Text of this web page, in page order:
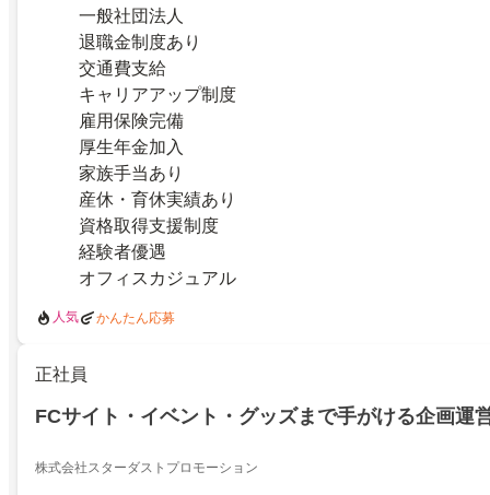
一般社団法人
退職金制度あり
交通費支給
キャリアアップ制度
雇用保険完備
厚生年金加入
家族手当あり
産休・育休実績あり
資格取得支援制度
経験者優遇
オフィスカジュアル
人気 かんたん応募
正社員
FCサイト・イベント・グッズまで手がける企画運
株式会社スターダストプロモーション